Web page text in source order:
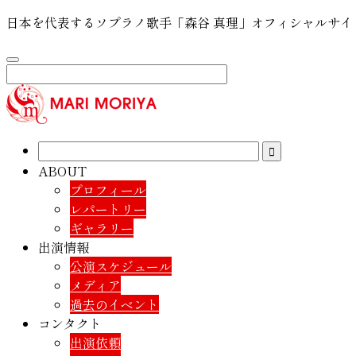
日本を代表するソプラノ歌手「森谷 真理」オフィシャルサ
ABOUT
プロフィール
レパートリー
ギャラリー
出演情報
公演スケジュール
メディア
過去のイベント
コンタクト
出演依頼